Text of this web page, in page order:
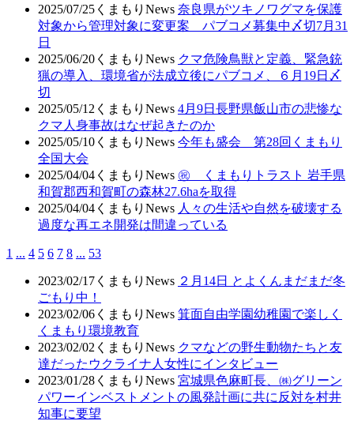
2025/07/25 くまもりNews 奈良県がツキノワグマを保護
対象から管理対象に変更案 パブコメ募集中〆切7月31
日
2025/06/20 くまもりNews クマ危険鳥獣と定義、緊急銃
猟の導入、環境省が法成立後にパブコメ、６月19日〆
切
2025/05/12 くまもりNews 4月9日長野県飯山市の悲惨な
クマ人身事故はなぜ起きたのか
2025/05/10 くまもりNews 今年も盛会 第28回くまもり
全国大会
2025/04/04 くまもりNews ㊗ くまもりトラスト 岩手県
和賀郡西和賀町の森林27.6haを取得
2025/04/04 くまもりNews 人々の生活や自然を破壊する
過度な再エネ開発は間違っている
1 ... 4 5 6 7 8 ... 53
2023/02/17 くまもりNews ２月14日 とよくんまだまだ冬
ごもり中！
2023/02/06 くまもりNews 箕面自由学園幼稚園で楽しく
くまもり環境教育
2023/02/02 くまもりNews クマなどの野生動物たちと友
達だったウクライナ人女性にインタビュー
2023/01/28 くまもりNews 宮城県色麻町長、㈱グリーン
パワーインベストメントの風発計画に共に反対を村井
知事に要望